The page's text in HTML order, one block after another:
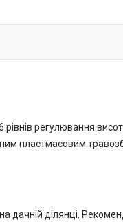
регулювання
пластмасовим
дачній ділянці.